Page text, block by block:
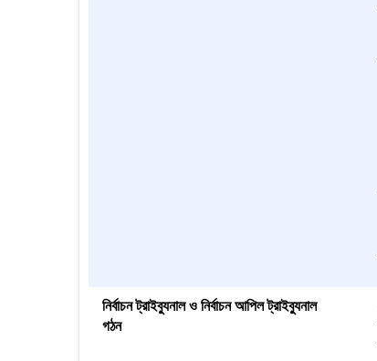
নির্বাচন ট্রাইব্যুনাল ও নির্বাচন আপিল ট্রাইব্যুনাল
গঠন